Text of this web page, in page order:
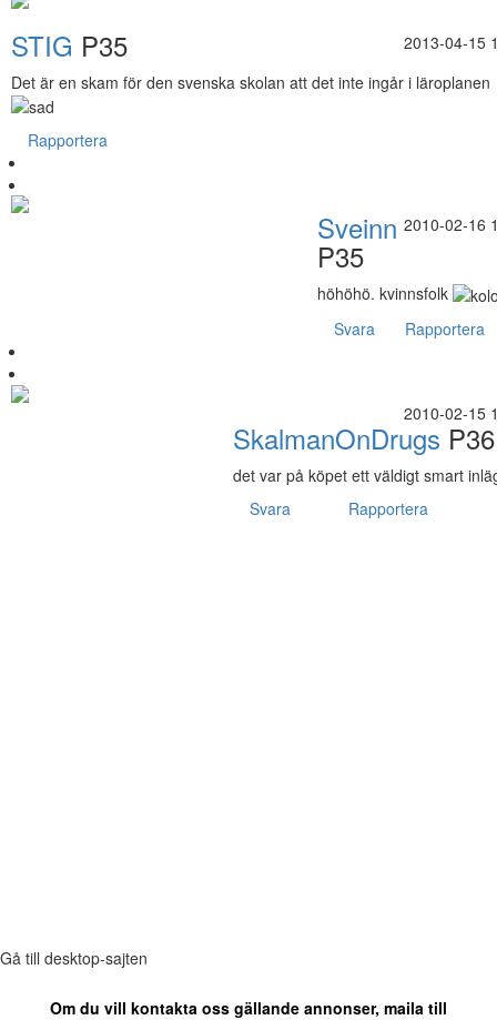
2013-04-15
STIG P35
Det är en skam för den svenska skolan att det inte ingår i läroplanen
Rapportera
2010-02-16
Sveinn
P35
höhöhö. kvinnsfolk
Svara
Rapportera
2010-02-15
SkalmanOnDrugs P36
det var på köpet ett väldigt smart
Svara
Rapportera
Gå till desktop-sajten
Om du vill kontakta oss gällande annonser, maila till